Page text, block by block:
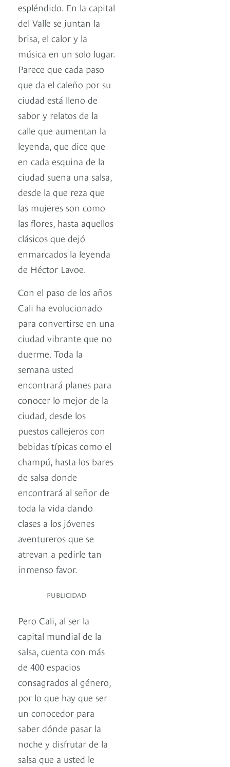
espléndido. En la capital
del Valle se juntan la
brisa, el calor y la
música en un solo lugar.
Parece que cada paso
que da el caleño por su
ciudad está lleno de
sabor y relatos de la
calle que aumentan la
leyenda, que dice que
en cada esquina de la
ciudad suena una salsa,
desde la que reza que
las mujeres son como
las flores, hasta aquellos
clásicos que dejó
enmarcados la leyenda
de Héctor Lavoe.
Con el paso de los años
Cali ha evolucionado
para convertirse en una
ciudad vibrante que no
duerme. Toda la
semana usted
encontrará planes para
conocer lo mejor de la
ciudad, desde los
puestos callejeros con
bebidas típicas como el
champú, hasta los bares
de salsa donde
encontrará al señor de
toda la vida dando
clases a los jóvenes
aventureros que se
atrevan a pedirle tan
inmenso favor.
PUBLICIDAD
Pero Cali, al ser la
capital mundial de la
salsa, cuenta con más
de 400 espacios
consagrados al género,
por lo que hay que ser
un conocedor para
saber dónde pasar la
noche y disfrutar de la
salsa que a usted le